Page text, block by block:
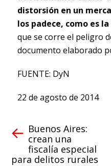
distorsión en un
los padece, como es
que se corre el peligro
documento elaborado
FUENTE: DyN
22 de agosto de 2014
Buenos Aires:
crean una
fiscalía especial
para delitos rurales